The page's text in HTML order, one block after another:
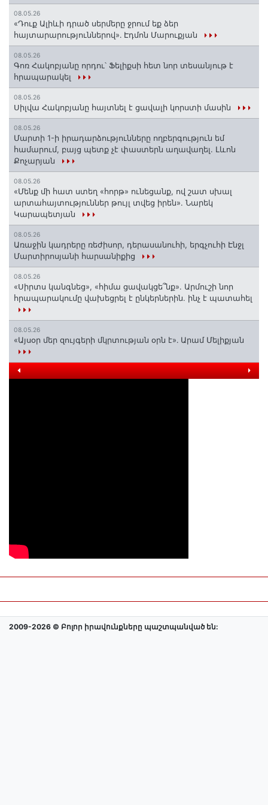
08.05.26
«Դուք Ալիևի դրած սերմերը ջրում եք ձեր
հայտարարություններով»․ Էդմոն Մարուքյան
08.05.26
Գոռ Հակոբյանը որդու՝ Ֆելիքսի հետ նոր տեսանյութ է
հրապարակել
08.05.26
Սիլվա Հակոբյանը հայտնել է ցավալի կորստի մասին
08.05.26
Մարտի 1-ի իրադարձությունները ողբերգություն եմ
համարում, բայց պետք չէ փաստերն աղավաղել. Լևոն
Քոչարյան
08.05.26
«Մենք մի հատ ստեղ «հորթ» ունեցանք, ով շատ սխալ
արտահայտություններ թույլ տվեց իրեն». Նարեկ
Կարապետյան
08.05.26
Առաջին կադրերը ռեժիսոր, դերասանուհի, երգչուհի Էնջլ
Մարտիրոսյանի հարսանիքից
08.05.26
«Սիրտս կանգնեց», «հիմա ցավակցե՞նք». Արմուշի նոր
հրապարակումը վախեցրել է ընկերներին. ինչ է պատահել
08.05.26
«Այսօր մեր զույգերի մկրտության օրն է»․ Արամ Մելիքյան
2009-2026 © Բոլոր իրավունքները պաշտպանված են: